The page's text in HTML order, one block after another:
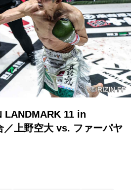
LANDMARK 11 in
／上野空大 vs. ファーパヤ